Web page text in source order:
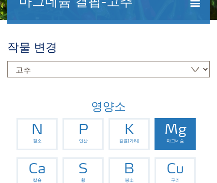
작물 변경
영양소
N
질소
P
인산
K
칼륨(가리)
Mg
마그네슘
Ca
칼슘
S
황
B
붕소
Cu
구리